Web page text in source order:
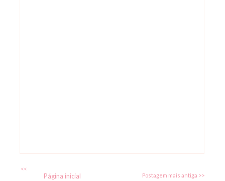
<<
Postagem mais antiga >>
Página inicial